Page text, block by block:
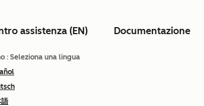
assistenza (EN) Documentazione
: Seleziona una lingua
語